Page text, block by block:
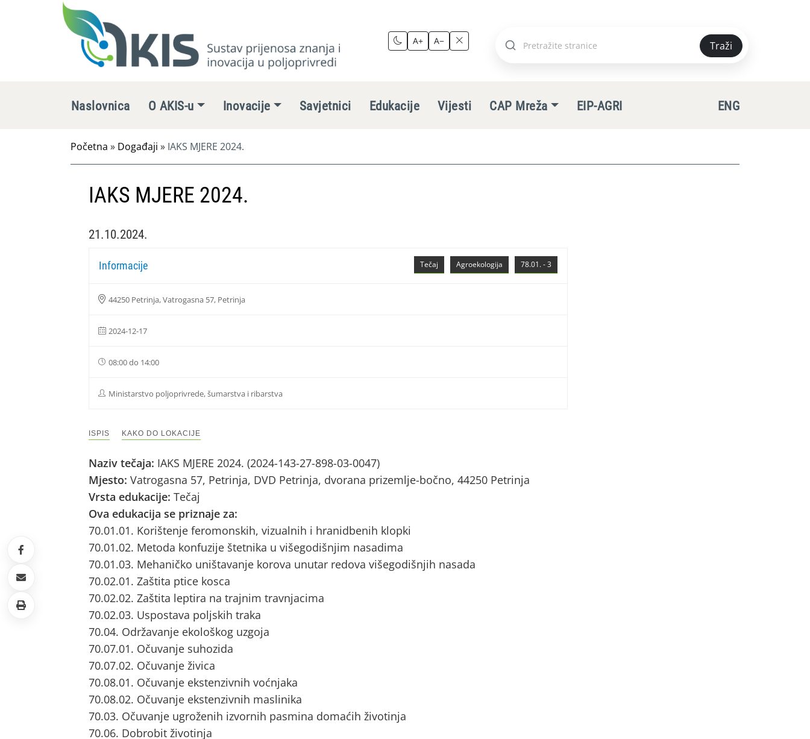
A+ A−
Pretraži
Traži
Naslovnica O AKIS-u Inovacije Savjetnici Edukacije Vijesti CAP Mreža EIP-AGRI ENG
Početna » Događaji » IAKS MJERE 2024.
IAKS MJERE 2024.
21.10.2024.
78.01. - 3
Agroekologija
Tečaj
Informacije
44250 Petrinja, Vatrogasna 57, Petrinja
2024-12-17
08:00 do 14:00
Ministarstvo poljoprivrede, šumarstva i ribarstva
ISPIS KAKO DO LOKACIJE
Naziv tečaja: IAKS MJERE 2024. (2024-143-27-898-03-0047)
Mjesto: Vatrogasna 57, Petrinja, DVD Petrinja, dvorana prizemlje-bočno, 44250 Petrinja
Vrsta edukacije: Tečaj
Ova edukacija se priznaje za:
70.01.01. Korištenje feromonskih, vizualnih i hranidbenih klopki
70.01.02. Metoda konfuzije štetnika u višegodišnjim nasadima
70.01.03. Mehaničko uništavanje korova unutar redova višegodišnjih nasada
70.02.01. Zaštita ptice kosca
70.02.02. Zaštita leptira na trajnim travnjacima
70.02.03. Uspostava poljskih traka
70.04. Održavanje ekološkog uzgoja
70.07.01. Očuvanje suhozida
70.07.02. Očuvanje živica
70.08.01. Očuvanje ekstenzivnih voćnjaka
70.08.02. Očuvanje ekstenzivnih maslinika
70.03. Očuvanje ugroženih izvornih pasmina domaćih životinja
70.06. Dobrobit životinja